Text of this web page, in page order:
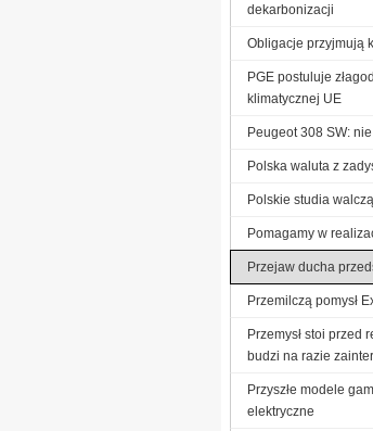
dekarbonizacji
Obligacje przyjmują
PGE postuluje
klimatycznej UE
Peugeot 308 SW:
Polska waluta z
Polskie studia
Pomagamy w
Przejaw ducha
Przemilczą pomysł
Przemysł stoi przed
budzi na razie
Przyszłe modele
elektryczne